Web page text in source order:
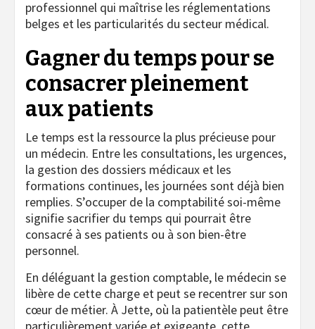
professionnel qui maîtrise les réglementations
belges et les particularités du secteur médical.
Gagner du temps pour se
consacrer pleinement
aux patients
Le temps est la ressource la plus précieuse pour
un médecin. Entre les consultations, les urgences,
la gestion des dossiers médicaux et les
formations continues, les journées sont déjà bien
remplies. S’occuper de la comptabilité soi-même
signifie sacrifier du temps qui pourrait être
consacré à ses patients ou à son bien-être
personnel.
En déléguant la gestion comptable, le médecin se
libère de cette charge et peut se recentrer sur son
cœur de métier. À Jette, où la patientèle peut être